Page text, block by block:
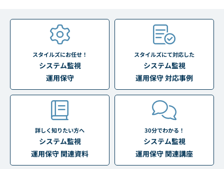
スタイルズにお任せ！
システム監視
運用保守
スタイルズにて対応した
システム監視
運用保守 対応事例
詳しく知りたい方へ
システム監視
運用保守 関連資料
30分でわかる！
システム監視
運用保守 関連講座